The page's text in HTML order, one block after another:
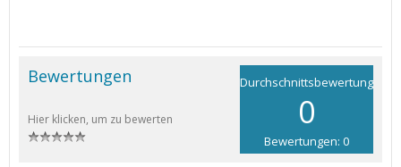
Durchschnittsbewertung
0
Bewertungen: 0
Bewertungen
Hier klicken, um zu bewerten